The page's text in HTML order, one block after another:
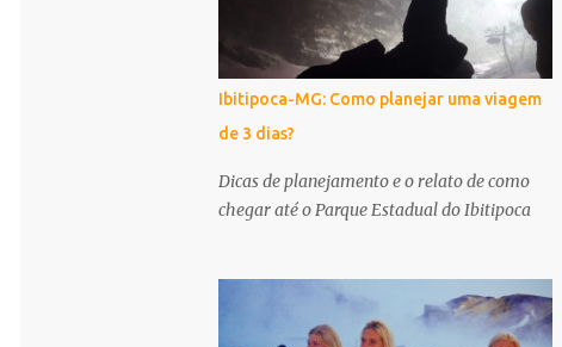
Ibitipoca-MG: Como planejar uma viagem
de 3 dias?
Dicas de planejamento e o relato de como
chegar até o Parque Estadual do Ibitipoca